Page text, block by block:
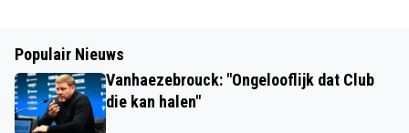
Populair Nieuws
Vanhaezebrouck: "Ongelooflijk dat Club
die kan halen"